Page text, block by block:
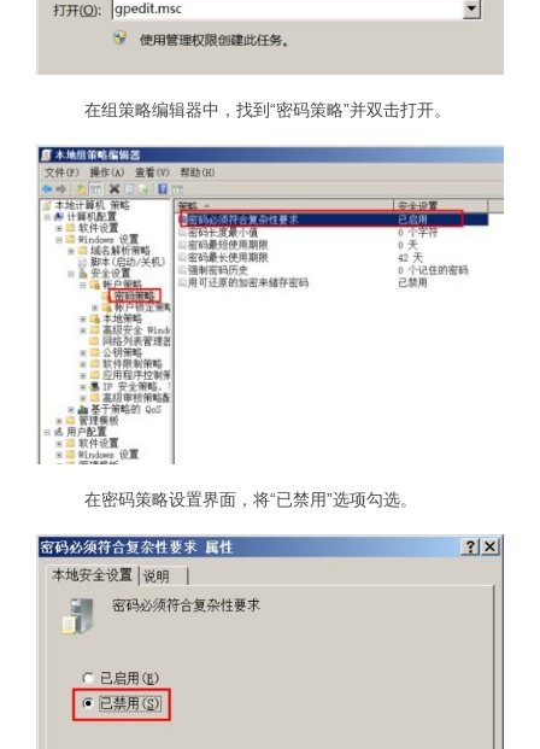
在组策略编辑器中，找到“密码策略”并双击打开。
在密码策略设置界面，将“已禁用”选项勾选。